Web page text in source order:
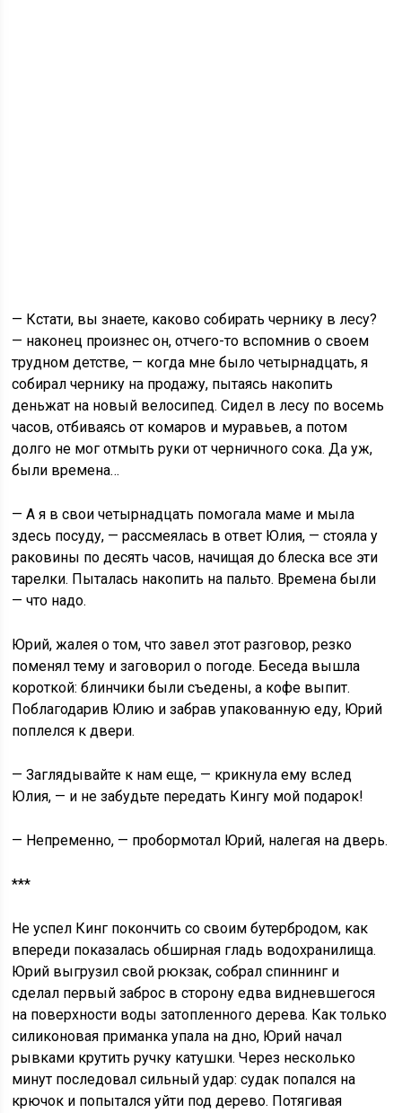
— Кстати, вы знаете, каково собирать чернику в лесу?
— наконец произнес он, отчего-то вспомнив о своем
трудном детстве, — когда мне было четырнадцать, я
собирал чернику на продажу, пытаясь накопить
деньжат на новый велосипед. Сидел в лесу по восемь
часов, отбиваясь от комаров и муравьев, а потом
долго не мог отмыть руки от черничного сока. Да уж,
были времена…
— А я в свои четырнадцать помогала маме и мыла
здесь посуду, — рассмеялась в ответ Юлия, — стояла у
раковины по десять часов, начищая до блеска все эти
тарелки. Пыталась накопить на пальто. Времена были
— что надо.
Юрий, жалея о том, что завел этот разговор, резко
поменял тему и заговорил о погоде. Беседа вышла
короткой: блинчики были съедены, а кофе выпит.
Поблагодарив Юлию и забрав упакованную еду, Юрий
поплелся к двери.
— Заглядывайте к нам еще, — крикнула ему вслед
Юлия, — и не забудьте передать Кингу мой подарок!
— Непременно, — пробормотал Юрий, налегая на дверь.
***
Не успел Кинг покончить со своим бутербродом, как
впереди показалась обширная гладь водохранилища.
Юрий выгрузил свой рюкзак, собрал спиннинг и
сделал первый заброс в сторону едва видневшегося
на поверхности воды затопленного дерева. Как только
силиконовая приманка упала на дно, Юрий начал
рывками крутить ручку катушки. Через несколько
минут последовал сильный удар: судак попался на
крючок и попытался уйти под дерево. Потягивая